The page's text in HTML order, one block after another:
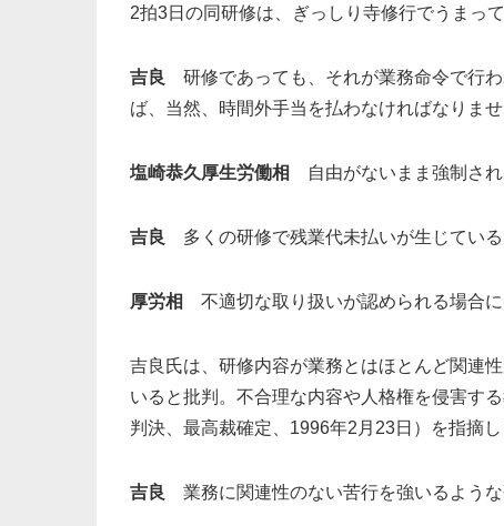
2拍3日の同研修は、ぎっしり寺修行でうまっ
吉良
研修であっても、それが業務命令で行
ば、当然、時間外手当を払わなければなりませ
塩崎恭久厚生労働相 自由がないまま強制され
吉良 多くの研修で残業代未払いが生じている
厚労相 不適切な取り扱いが認められる場合に
吉良氏は、研修内容が業務とはほとんど関連
いると批判。不合理な内容や人格権を侵害す
判決、最高裁確定、1996年2月23日）を指摘し
吉良 業務に関連性のない苦行を強いるよう